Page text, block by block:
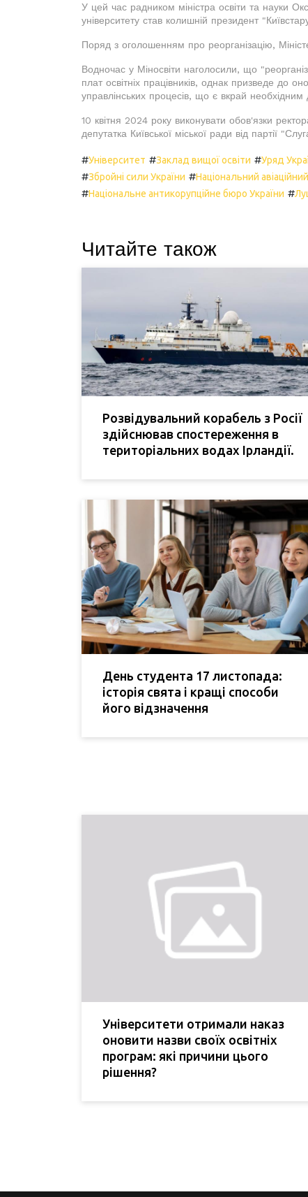
У цей час радником міністра освіти та науки
університету став колишній президент
Поряд з оголошенням про реорганізацію,
Водночас у Міносвіти наголосили, що
плат освітніх працівників, однак призведе до
управлінських процесів, що є вкрай
10 квітня 2024 року виконувати обов'язки
депутатка Київської міської ради від партії
#Університет #Заклад вищої освіти #Уряд
#Збройні сили України #Національний
#Національне антикорупційне бюро України #
Читайте також
Розвідувальний корабель з Росії
здійснював спостереження в
територіальних водах Ірландії.
День студента 17 листопада:
історія свята і кращі способи
його відзначення
Університети отримали наказ
оновити назви своїх освітніх
програм: які причини цього
рішення?